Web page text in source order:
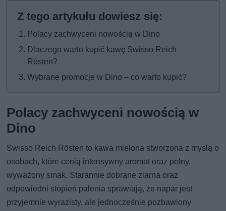
Polacy zachwyceni nowością w Dino
Dlaczego warto kupić kawę Swisso Reich
Rösten?
Wybrane promocje w Dino – co warto kupić?
Polacy zachwyceni nowością w
Dino
Swisso Reich Rösten to kawa mielona stworzona z myślą o
osobach, które cenią intensywny aromat oraz pełny,
wyważony smak. Starannie dobrane ziarna oraz
odpowiedni stopień palenia sprawiają, że napar jest
przyjemnie wyrazisty, ale jednocześnie pozbawiony